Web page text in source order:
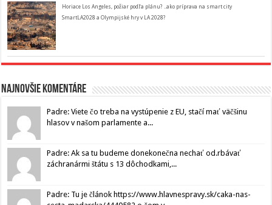
Horiace Los Angeles, požiar podľa plánu? ..ako príprava na smart city
SmartLA2028 a Olympijské hry v LA 2028?
Najnovšie komentáre
Padre: Viete čo treba na vystúpenie z EU, stačí mať väčšinu
hlasov v našom parlamente a...
Padre: Ak sa tu budeme donekonečna nechať od.rbávať
záchranármi štátu s 13 dôchodkami,...
Padre: Tu je článok https://www.hlavnespravy.sk/caka-nas-